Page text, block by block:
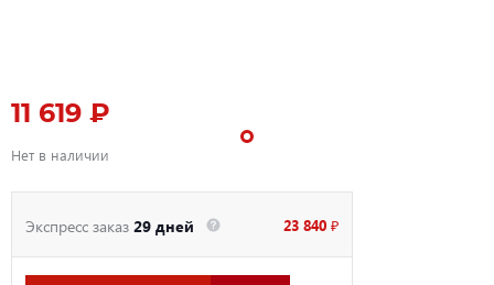
11 619 ₽
Нет в наличии
Экспресс заказ 29 дней 23 840 ₽